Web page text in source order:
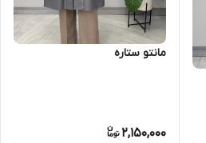
مانتو ستاره
2,150,000